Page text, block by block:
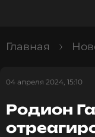
Главная
04 апреля 2024, 15:10
Родион